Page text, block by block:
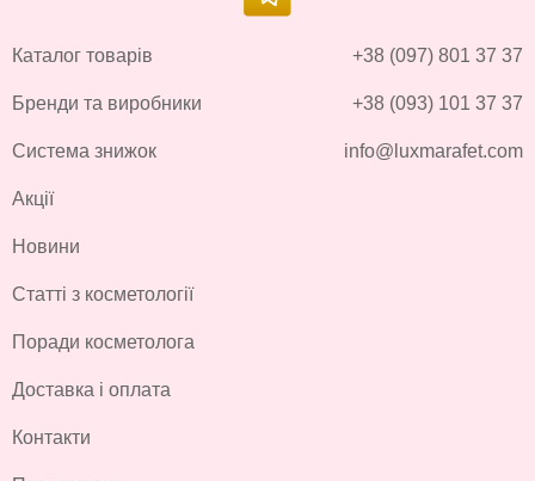
Каталог товарів
Бренди та виробники
Система знижок
Акції
Новини
Статті з косметології
Поради косметолога
Доставка і оплата
Контакти
+38 (097) 801 37 37
+38 (093) 101 37 37
info@luxmarafet.com